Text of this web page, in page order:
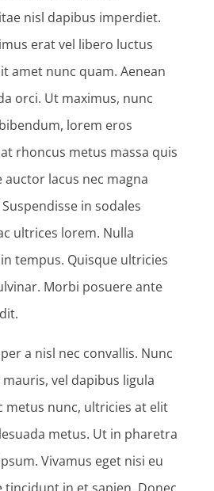
nisl dapibus imperdiet.
erat vel libero luctus
amet nunc quam. Aenean
orci. Ut maximus, nunc
lorem eros
rhoncus metus massa quis
auctor lacus nec magna
in sodales
ultrices lorem. Nulla
tempus. Quisque ultricies
Morbi posuere ante
a nisl nec convallis. Nunc
vel dapibus ligula
metus nunc, ultricies at elit
metus. Ut in pharetra
Vivamus eget nisi eu